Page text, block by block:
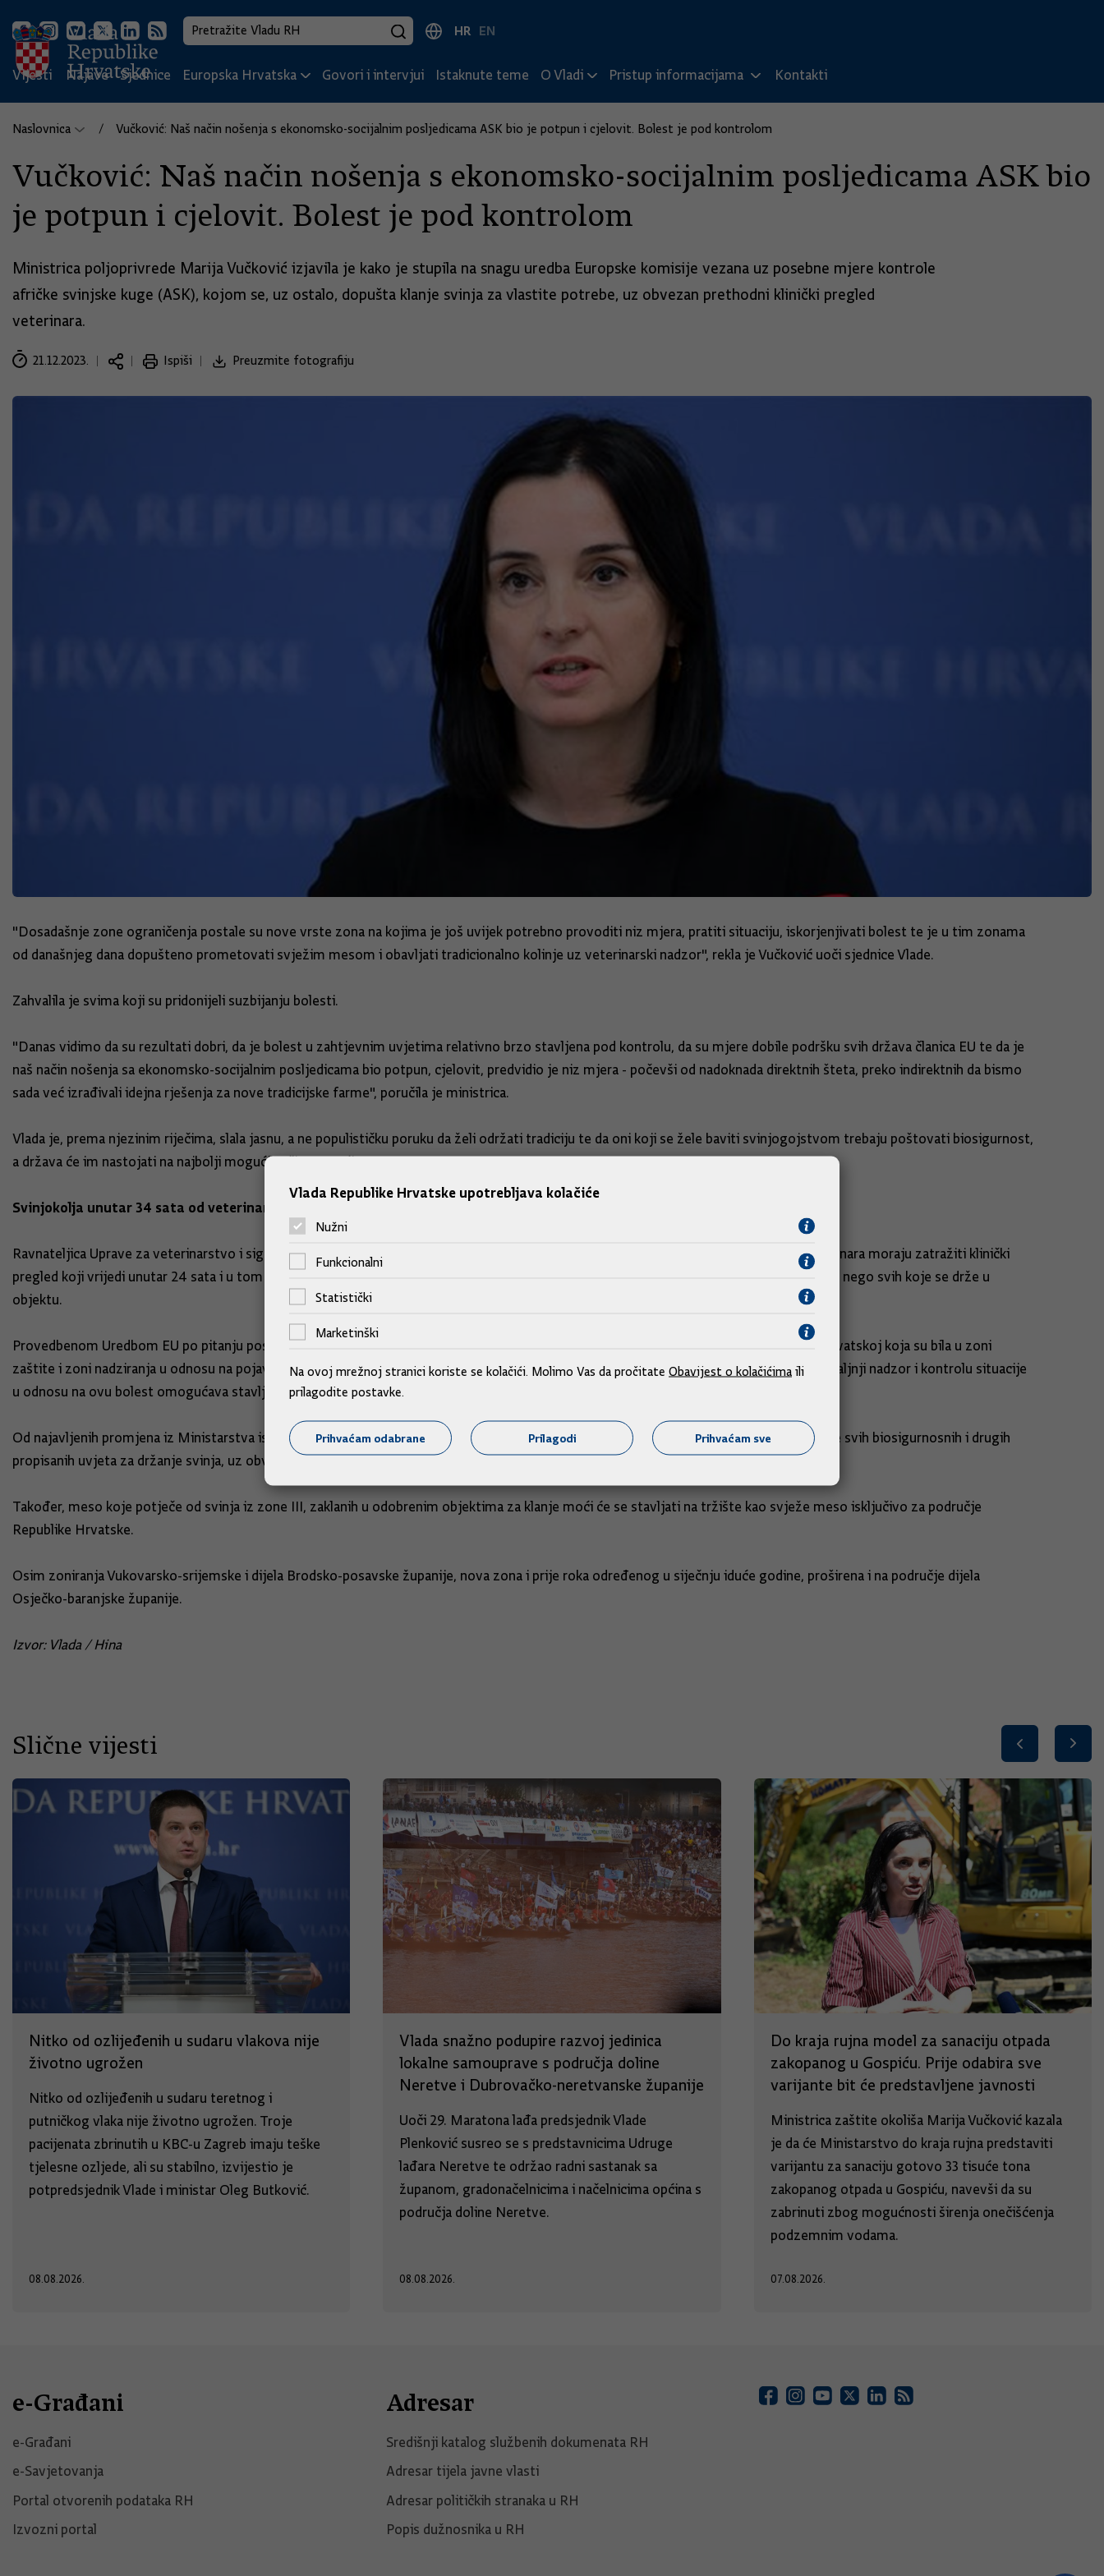
HR EN
Vijesti Najave Sjednice Europska Hrvatska Govori i intervjui Istaknute teme O Vladi Pristup informacijama Kontakti
Naslovnica Vučković: Naš način nošenja s ekonomsko-socijalnim posljedicama ASK bio je potpun i cjelovit. Bolest je pod kontrolom
Vučković: Naš način nošenja s ekonomsko-socijalnim posljedicama ASK bio
je potpun i cjelovit. Bolest je pod kontrolom
Ministrica poljoprivrede Marija Vučković izjavila je kako je stupila na snagu uredba Europske komisije vezana uz posebne mjere kontrole
afričke svinjske kuge (ASK), kojom se, uz ostalo, dopušta klanje svinja za vlastite potrebe, uz obvezan prethodni klinički pregled
veterinara.
21.12.2023. Ispiši Preuzmite fotografiju
"Dosadašnje zone ograničenja postale su nove vrste zona na kojima je još uvijek potrebno provoditi niz mjera, pratiti situaciju, iskorjenjivati bolest te je u tim zonama
od današnjeg dana dopušteno prometovati svježim mesom i obavljati tradicionalno kolinje uz veterinarski nadzor", rekla je Vučković uoči sjednice Vlade.
Zahvalila je svima koji su pridonijeli suzbijanju bolesti.
"Danas vidimo da su rezultati dobri, da je bolest u zahtjevnim uvjetima relativno brzo stavljena pod kontrolu, da su mjere dobile podršku svih država članica EU te da je
naš način nošenja sa ekonomsko-socijalnim posljedicama bio potpun, cjelovit, predvidio je niz mjera - počevši od nadoknada direktnih šteta, preko indirektnih da bismo
sada već izrađivali idejna rješenja za nove tradicijske farme", poručila je ministrica.
Vlada je, prema njezinim riječima, slala jasnu, a ne populističku poruku da želi održati tradiciju te da oni koji se žele baviti svinjogojstvom trebaju poštovati biosigurnost,
a država će im nastojati na najbolji mogući način pomoći.
Svinjokolja unutar 34 sata od veterinarskog pregleda
Ravnateljica Uprave za veterinarstvo i sigurnost hrane Tatjana Karačić objasnila je da za svinjokolju posjednici svinja od ovlaštenih veterinara moraju zatražiti klinički
pregled koji vrijedi unutar 24 sata i u tom roku se mora obaviti svinjokolja. Obavlja se pregled ne samo svinja koje su namijenjene klanju, nego svih koje se drže u
objektu.
Provedbenom Uredbom EU po pitanju posebnih mjera kontrole u odnosu na ASK, kako ističu iz Ministarstva, sva područja u Republici Hrvatskoj koja su bila u zoni
zaštite i zoni nadziranja u odnosu na pojavu afričke svinjske kuge u domaćih svinja svrstana su u takozvanu 'ZONU III.', koja uz obvezni daljnji nadzor i kontrolu situacije
u odnosu na ovu bolest omogućava stavljanje na tržište svježeg mesa koje potječe od svinja iz zone III.
Od najavljenih promjena iz Ministarstva ističu mogućnost klanja svinja za vlastite potrebe na objektu gdje se drže svinje uz ispunjavanje svih biosigurnosnih i drugih
propisanih uvjeta za držanje svinja, uz obvezan prethodan klinički pregled veterinara.
Također, meso koje potječe od svinja iz zone III, zaklanih u odobrenim objektima za klanje moći će se stavljati na tržište kao svježe meso isključivo za područje
Republike Hrvatske.
Osim zoniranja Vukovarsko-srijemske i dijela Brodsko-posavske županije, nova zona i prije roka određenog u siječnju iduće godine, proširena i na područje dijela
Osječko-baranjske županije.
Izvor: Vlada / Hina
Slične vijesti
Nitko od ozlijeđenih u sudaru vlakova nije
životno ugrožen
Nitko od ozlijeđenih u sudaru teretnog i
putničkog vlaka nije životno ugrožen. Troje
pacijenata zbrinutih u KBC-u Zagreb imaju teške
tjelesne ozljede, ali su stabilno, izvijestio je
potpredsjednik Vlade i ministar Oleg Butković.
08.08.2026.
Vlada snažno podupire razvoj jedinica
lokalne samouprave s područja doline
Neretve i Dubrovačko-neretvanske županije
Uoči 29. Maratona lađa predsjednik Vlade
Plenković susreo se s predstavnicima Udruge
lađara Neretve te održao radni sastanak sa
županom, gradonačelnicima i načelnicima općina s
područja doline Neretve.
08.08.2026.
Do kraja rujna model za sanaciju otpada
zakopanog u Gospiću. Prije odabira sve
varijante bit će predstavljene javnosti
Ministrica zaštite okoliša Marija Vučković kazala
je da će Ministarstvo do kraja rujna predstaviti
varijantu za sanaciju gotovo 33 tisuće tona
zakopanog otpada u Gospiću, navevši da su
zabrinuti zbog mogućnosti širenja onečišćenja
podzemnim vodama.
07.08.2026.
e-Građani
e-Građani
e-Savjetovanja
Portal otvorenih podataka RH
Izvozni portal
Adresar
Središnji katalog službenih dokumenata RH
Adresar tijela javne vlasti
Adresar političkih stranaka u RH
Popis dužnosnika u RH
Vlada Republike Hrvatske upotrebljava kolačiće
Nužni
Funkcionalni
Statistički
Marketinški
Na ovoj mrežnoj stranici koriste se kolačići. Molimo Vas da pročitate Obavijest o kolačićima ili
prilagodite postavke.
Prihvaćam odabrane Prilagodi Prihvaćam sve